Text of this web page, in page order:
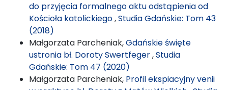
do przyjęcia formalnego aktu odstąpienia od
Kościoła katolickiego,Studia Gdańskie: Tom 43
(2018)
Małgorzata Parcheniak,Gdańskie święte
ustronia bł. Doroty Swertfeger,Studia
Gdańskie: Tom 47 (2020)
Małgorzata Parcheniak, Profil ekspiacyjny venii